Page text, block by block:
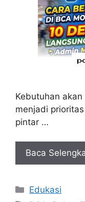
Kebutuhan
menjadi
pintar …
Baca
Kategori
Edukasi